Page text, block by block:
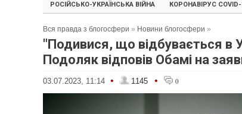
РОСІЙСЬКО-УКРАЇНСЬКА ВІЙНА КОРОНАВІРУС COVID-
Вся правда з блогосфери » Новини блогосфери »
"Подивися, що відбувається в
Подоляк відповів Обамі на
03.07.2023, 11:14 • 1145 • 0